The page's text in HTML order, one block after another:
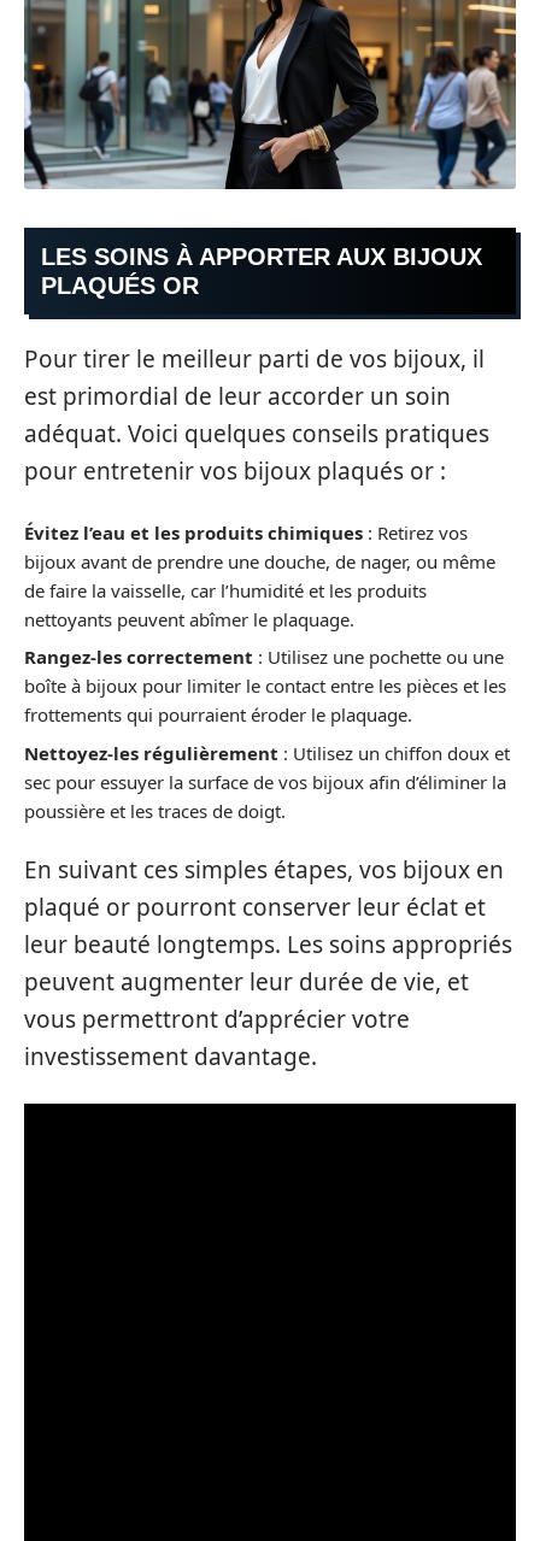
LES SOINS À APPORTER AUX BIJOUX
PLAQUÉS OR
Pour tirer le meilleur parti de vos bijoux, il
est primordial de leur accorder un soin
adéquat. Voici quelques conseils pratiques
pour entretenir vos bijoux plaqués or :
Évitez l’eau et les produits chimiques : Retirez vos
bijoux avant de prendre une douche, de nager, ou même
de faire la vaisselle, car l’humidité et les produits
nettoyants peuvent abîmer le plaquage.
Rangez-les correctement : Utilisez une pochette ou une
boîte à bijoux pour limiter le contact entre les pièces et les
frottements qui pourraient éroder le plaquage.
Nettoyez-les régulièrement : Utilisez un chiffon doux et
sec pour essuyer la surface de vos bijoux afin d’éliminer la
poussière et les traces de doigt.
En suivant ces simples étapes, vos bijoux en
plaqué or pourront conserver leur éclat et
leur beauté longtemps. Les soins appropriés
peuvent augmenter leur durée de vie, et
vous permettront d’apprécier votre
investissement davantage.